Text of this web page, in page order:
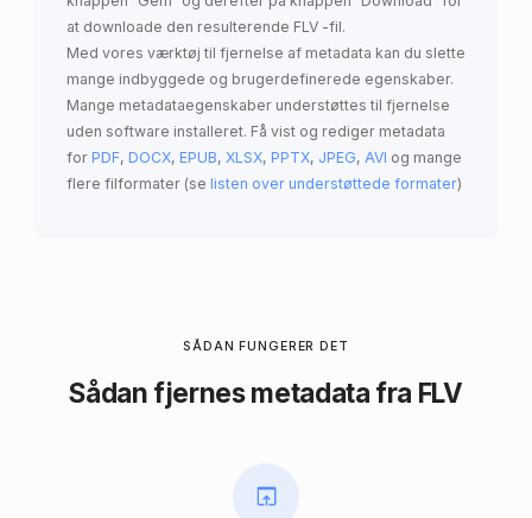
at downloade den resulterende FLV -fil.
Med vores værktøj til fjernelse af metadata kan du slette
mange indbyggede og brugerdefinerede egenskaber.
Mange metadataegenskaber understøttes til fjernelse
uden software installeret. Få vist og rediger metadata
for PDF, DOCX, EPUB, XLSX, PPTX, JPEG, AVI og mange
flere filformater (se listen over understøttede formater)
SÅDAN FUNGERER DET
Sådan fjernes metadata fra FLV